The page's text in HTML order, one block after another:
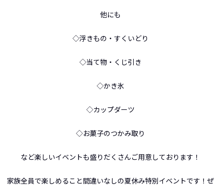
他にも
◇浮きもの・すくいどり
◇当て物・くじ引き
◇かき氷
◇カップダーツ
◇お菓子のつかみ取り
など楽しいイベントも盛りだくさんご用意しております！
家族全員で楽しめること間違いなしの夏休み特別イベントです！ぜ